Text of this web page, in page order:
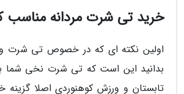
خرید تی شرت مردانه مناسب
اولین نکته ای که در خصوص تی شرت
بدانید این است که تی شرت نخی شما
تابستان و ورزش کوهنوردی اصلا گزینه